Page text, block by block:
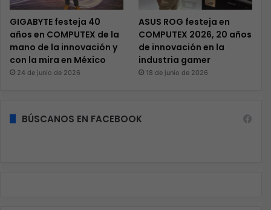
GIGABYTE festeja 40
años en COMPUTEX de la
mano de la innovación y
con la mira en México
24 de junio de 2026
ASUS ROG festeja en
COMPUTEX 2026, 20 años
de innovación en la
industria gamer
18 de junio de 2026
BÚSCANOS EN FACEBOOK